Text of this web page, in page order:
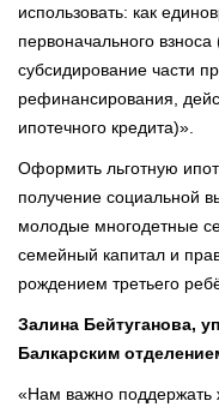
использовать: как
первоначального
субсидирование части
рефинансирования,
ипотечного кредита)».
Оформить льготную
получение социальной
молодые многодетные
семейный капитал и
рождением третьего
Залина Бейтуганова,
Балкарским
«Нам важно поддержать